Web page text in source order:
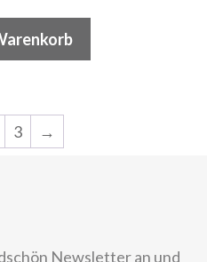
3 →
Newsletter an und